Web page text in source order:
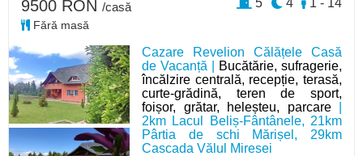
Cazare Revelion Călățele Casă
de Vacanță |
Bucătărie, sufragerie,
încălzire centrală, recepție, terasă,
curte-grădină, teren de sport,
foișor, grătar, heleșteu, parcare|
2km Lacul Beliș-Fântânele, 21km
Pârtia de schi Mărișel, 29km
Cascada Vălul Miresei
9500 RON /casă
Fără masă
1 - 14
4
5